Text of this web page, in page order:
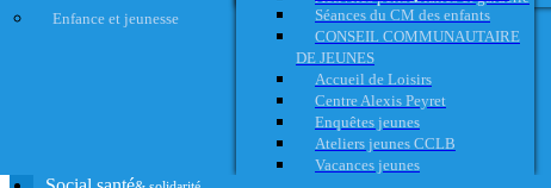
Enfance et jeunesse
Séances du CM des enfants
CONSEIL COMMUNAUTAIRE
DE JEUNES
Accueil de Loisirs
Centre Alexis Peyret
Enquêtes jeunes
Ateliers jeunes CCLB
Vacances jeunes